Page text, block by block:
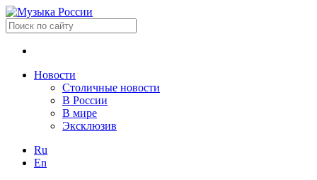
Новости
Столичные новости
В России
В мире
Эксклюзив
Ru
En